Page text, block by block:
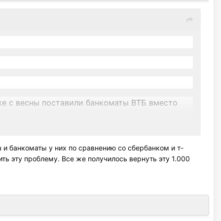
с весны поставили банкоматы ВТБ вместо
заснять) и напечатал чек об ошибке.
потом переспрашивал повторно. В
выехали, и возможно уже сегодня вечером
но такая-же ситуация - долго тормозит,
банкоматы у них по сравнению со сбербанком и т-
эту проблему. Все же получилось вернуть эту 1.000